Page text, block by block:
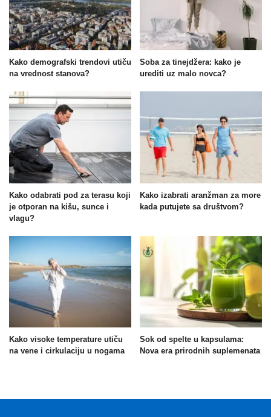
Kako demografski trendovi utiču
na vrednost stanova?
Soba za tinejdžera: kako je
urediti uz malo novca?
Kako odabrati pod za terasu koji
je otporan na kišu, sunce i
vlagu?
Kako izabrati aranžman za more
kada putujete sa društvom?
Kako visoke temperature utiču
na vene i cirkulaciju u nogama
Sok od spelte u kapsulama:
Nova era prirodnih suplemenata